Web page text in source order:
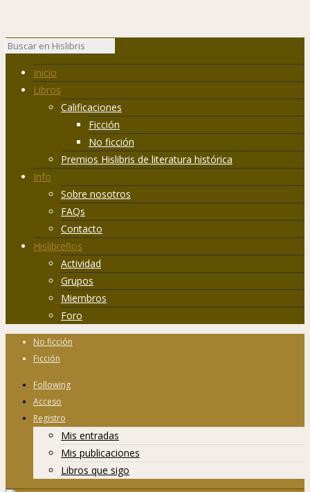
Inicio
Libros
Calificaciones
Ficción
No ficción
Premios Hislibris de literatura histórica
Info
Sobre nosotros
FAQs
Contacto
Hislibreños
Actividad
Grupos
Miembros
Foro
No ficción
Ficción
Following
Acceso
Registro
Mis entradas
Mis publicaciones
Libros que sigo